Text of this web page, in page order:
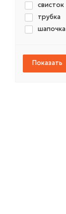
свисток
трубка
шапочка